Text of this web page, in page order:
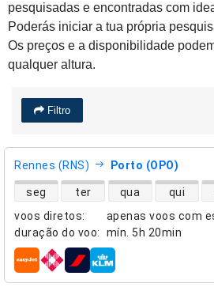
pesquisadas e encontradas com
Poderás iniciar a tua própria
Os preços e a disponibilidade
qualquer altura.
Filtro
Rennes (RNS) Porto (OPO)
voos diretos:
apenas voos com
duração do voo: mín. 5h 20min
disponibilidade de voos diretos
seg ter qua qui
companhias aéreas